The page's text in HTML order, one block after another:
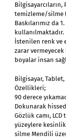
temizleme/silme
Baskılarımız da
kullanılmaktadır.
İstenilen renk ve
zarar vermeyecek
boyalar insan
Bilgisayar,
Özellikleri;
90 derece
Dokunarak
Gözlük camı,
yüzeylere
silme Mendili